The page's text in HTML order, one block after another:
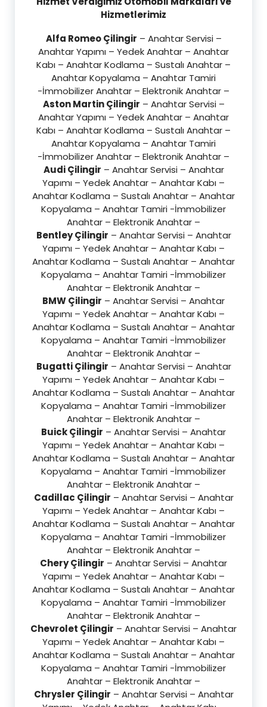
Hizmetlerimiz
Alfa Romeo Çilingir – Anahtar Servisi –
Anahtar Yapımı – Yedek Anahtar – Anahtar
Kabı – Anahtar Kodlama – Sustalı Anahtar –
Anahtar Kopyalama – Anahtar Tamiri
-İmmobilizer Anahtar – Elektronik Anahtar –
Aston Martin Çilingir – Anahtar Servisi –
Anahtar Yapımı – Yedek Anahtar – Anahtar
Kabı – Anahtar Kodlama – Sustalı Anahtar –
Anahtar Kopyalama – Anahtar Tamiri
-İmmobilizer Anahtar – Elektronik Anahtar –
Audi Çilingir – Anahtar Servisi – Anahtar
Yapımı – Yedek Anahtar – Anahtar Kabı –
Anahtar Kodlama – Sustalı Anahtar – Anahtar
Kopyalama – Anahtar Tamiri -İmmobilizer
Anahtar – Elektronik Anahtar –
Bentley Çilingir – Anahtar Servisi – Anahtar
Yapımı – Yedek Anahtar – Anahtar Kabı –
Anahtar Kodlama – Sustalı Anahtar – Anahtar
Kopyalama – Anahtar Tamiri -İmmobilizer
Anahtar – Elektronik Anahtar –
BMW Çilingir – Anahtar Servisi – Anahtar
Yapımı – Yedek Anahtar – Anahtar Kabı –
Anahtar Kodlama – Sustalı Anahtar – Anahtar
Kopyalama – Anahtar Tamiri -İmmobilizer
Anahtar – Elektronik Anahtar –
Bugatti Çilingir – Anahtar Servisi – Anahtar
Yapımı – Yedek Anahtar – Anahtar Kabı –
Anahtar Kodlama – Sustalı Anahtar – Anahtar
Kopyalama – Anahtar Tamiri -İmmobilizer
Anahtar – Elektronik Anahtar –
Buick Çilingir – Anahtar Servisi – Anahtar
Yapımı – Yedek Anahtar – Anahtar Kabı –
Anahtar Kodlama – Sustalı Anahtar – Anahtar
Kopyalama – Anahtar Tamiri -İmmobilizer
Anahtar – Elektronik Anahtar –
Cadillac Çilingir – Anahtar Servisi – Anahtar
Yapımı – Yedek Anahtar – Anahtar Kabı –
Anahtar Kodlama – Sustalı Anahtar – Anahtar
Kopyalama – Anahtar Tamiri -İmmobilizer
Anahtar – Elektronik Anahtar –
Chery Çilingir – Anahtar Servisi – Anahtar
Yapımı – Yedek Anahtar – Anahtar Kabı –
Anahtar Kodlama – Sustalı Anahtar – Anahtar
Kopyalama – Anahtar Tamiri -İmmobilizer
Anahtar – Elektronik Anahtar –
Chevrolet Çilingir – Anahtar Servisi – Anahtar
Yapımı – Yedek Anahtar – Anahtar Kabı –
Anahtar Kodlama – Sustalı Anahtar – Anahtar
Kopyalama – Anahtar Tamiri -İmmobilizer
Anahtar – Elektronik Anahtar –
Chrysler Çilingir – Anahtar Servisi – Anahtar